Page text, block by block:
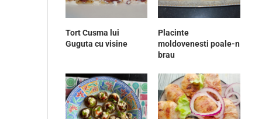
Tort Cusma lui
Guguta cu visine
Placinte
moldovenesti poale-n
brau